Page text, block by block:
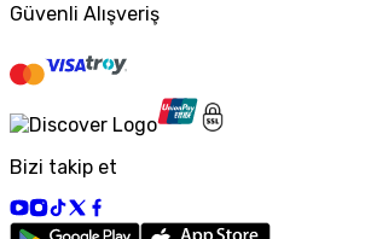
Güvenli Alışveriş
Bizi takip et